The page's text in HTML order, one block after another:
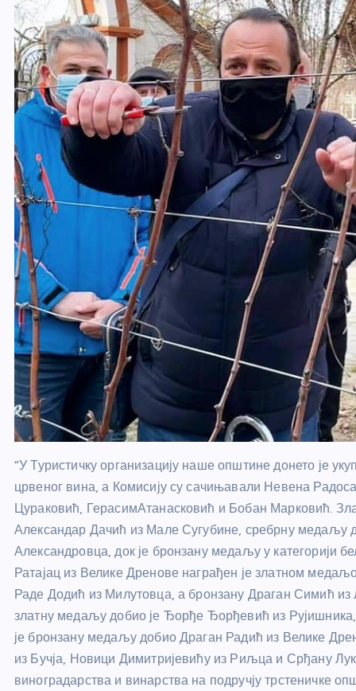
“У Туристичку организацију наше општине донето је
црвеног вина, а Комисију су сачињавали Невена
Цураковић, ГерасимАтанасковић и Бобан Марковић.
Александар Дачић из Мале Сугубине, сребрну медаљу
Александровца, док је бронзану медаљу у категорији
Ратајац из Велике Дренове награђен је златном
Раде Додић из Милутовца, а бронзану Драган Симић
златну медаљу добио је Ђорђе Ђорђевић из
је бронзану медаљу добио Драган Радић из Велике
из Бучја, Новици Димитријевићу из Риљца и Срђану
виноградарства и винарства на подручју трстеничке